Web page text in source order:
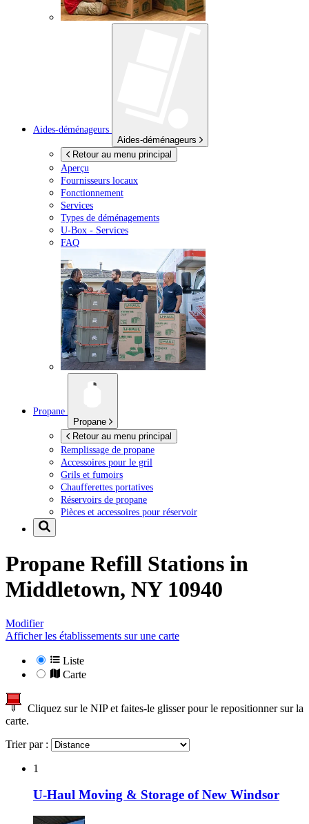
Aides-déménageurs
Aides-déménageurs
Retour au menu principal
Aperçu
Fournisseurs locaux
Fonctionnement
Services
Types de déménagements
U-Box - Services
FAQ
Propane
Propane
Retour au menu principal
Remplissage de propane
Accessoires pour le gril
Grils et fumoirs
Chaufferettes portatives
Réservoirs de propane
Pièces et accessoires pour réservoir
Propane Refill Stations in
Middletown, NY 10940
Modifier
Afficher les établissements sur une carte
Liste
Carte
Cliquez sur le NIP et faites-le glisser pour le repositionner sur la
carte.
Trier par :
1
U-Haul Moving & Storage of New Windsor